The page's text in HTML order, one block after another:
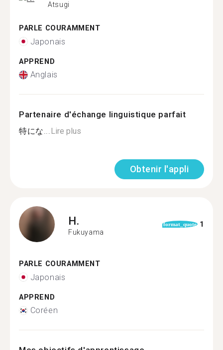
Atsugi
PARLE COURAMMENT
Japonais
APPREND
Anglais
Partenaire d'échange linguistique parfait
特にな...Lire plus
Obtenir l'appli
H.
Fukuyama
format_quote 1
PARLE COURAMMENT
Japonais
APPREND
Coréen